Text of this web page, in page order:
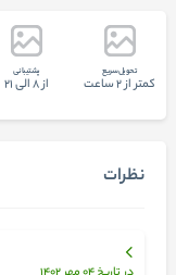
تحويل سريع
کمتر از 2 ساعت
پشتيبانی
از 8 الی 21
نظرات